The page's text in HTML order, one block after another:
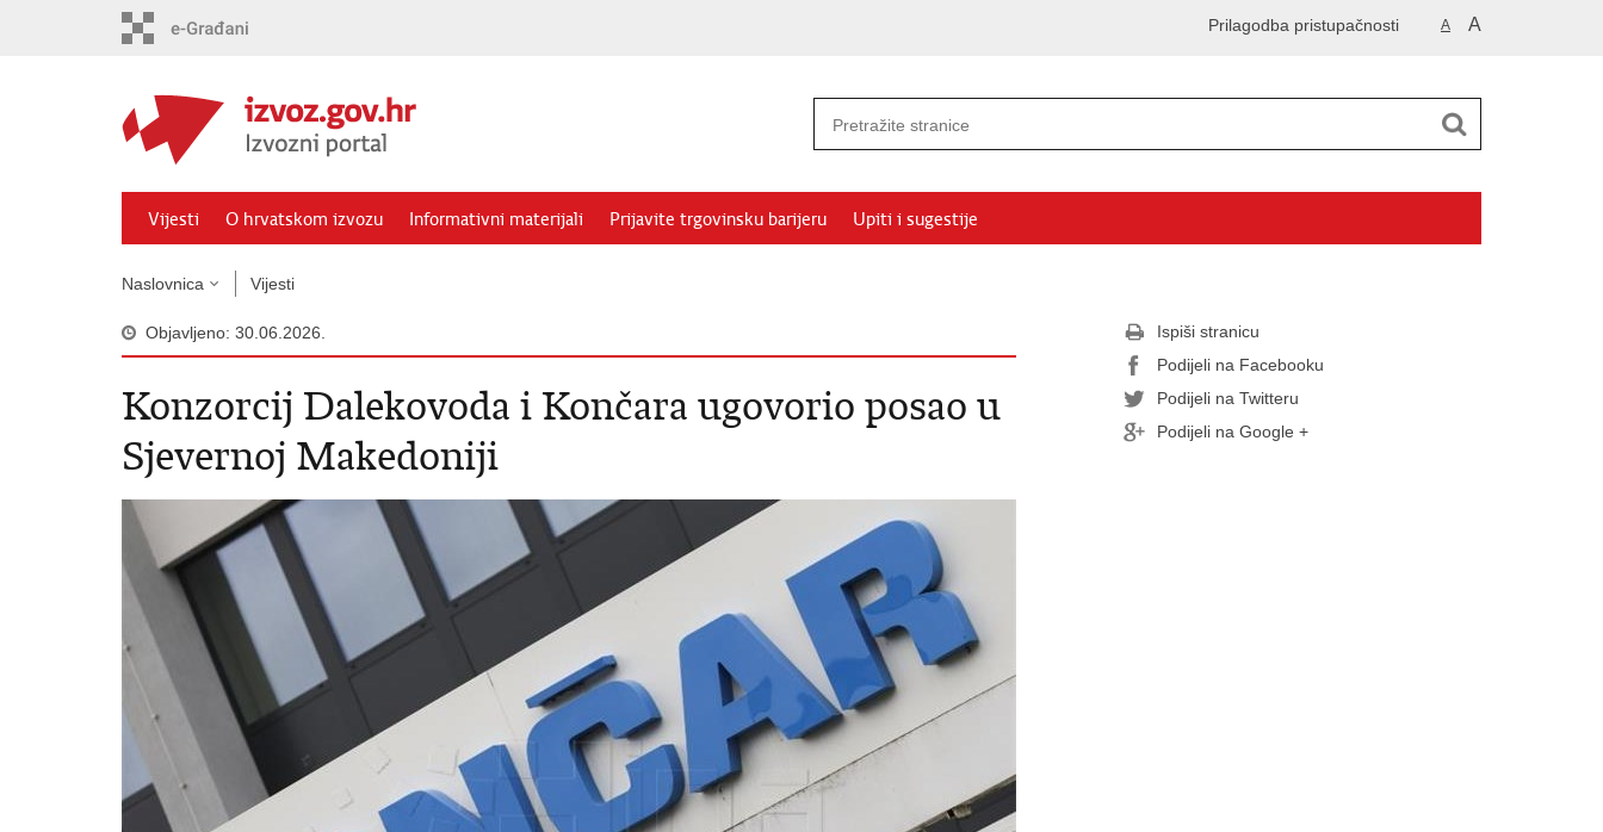
A A
Prilagodba pristupačnosti
Vijesti O hrvatskom izvozu Informativni materijali Prijavite trgovinsku barijeru Upiti i sugestije
Naslovnica Vijesti
Objavljeno: 30.06.2026.
Konzorcij Dalekovoda i Končara ugovorio posao u
Sjevernoj Makedoniji
Ispiši stranicu
Podijeli na Facebooku
Podijeli na Twitteru
Podijeli na Google +